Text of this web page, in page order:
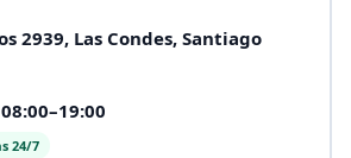
2939, Las Condes, Santiago
24/7